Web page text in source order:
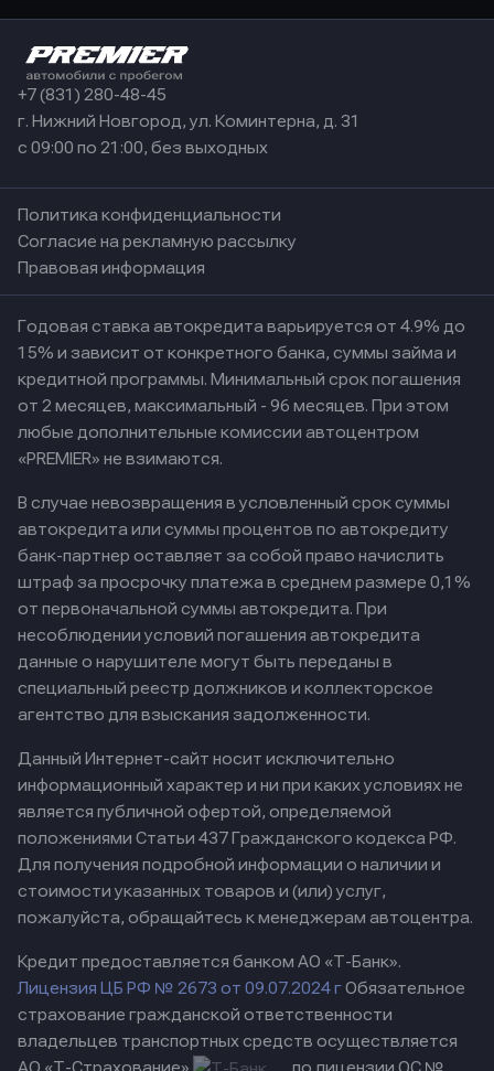
+7 (831) 280-48-45
г. Нижний Новгород, ул. Коминтерна, д. 31
с 09:00 по 21:00, без выходных
Политика конфиденциальности
Согласие на рекламную рассылку
Правовая информация
Годовая ставка автокредита варьируется от 4.9% до
15% и зависит от конкретного банка, суммы займа и
кредитной программы. Минимальный срок погашения
от 2 месяцев, максимальный - 96 месяцев. При этом
любые дополнительные комиссии автоцентром
«PREMIER» не взимаются.
В случае невозвращения в условленный срок суммы
автокредита или суммы процентов по автокредиту
банк-партнер оставляет за собой право начислить
штраф за просрочку платежа в среднем размере 0,1%
от первоначальной суммы автокредита. При
несоблюдении условий погашения автокредита
данные о нарушителе могут быть переданы в
специальный реестр должников и коллекторское
агентство для взыскания задолженности.
Данный Интернет-сайт носит исключительно
информационный характер и ни при каких условиях не
является публичной офертой, определяемой
положениями Статьи 437 Гражданского кодекса РФ.
Для получения подробной информации о наличии и
стоимости указанных товаров и (или) услуг,
пожалуйста, обращайтесь к менеджерам автоцентра.
Кредит предоставляется банком АО «Т-Банк».
Лицензия ЦБ РФ № 2673 от 09.07.2024 гОбязательное
страхование гражданской ответственности
владельцев транспортных средств осуществляется